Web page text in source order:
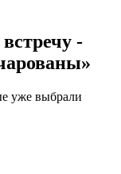
-
уже выбрали